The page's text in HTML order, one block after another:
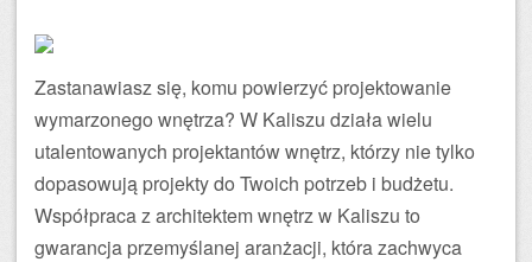
Zastanawiasz się, komu powierzyć projektowanie
wymarzonego wnętrza? W Kaliszu działa wielu
utalentowanych projektantów wnętrz, którzy nie tylko
dopasowują projekty do Twoich potrzeb i budżetu.
Współpraca z architektem wnętrz w Kaliszu to
gwarancja przemyślanej aranżacji, która zachwyca